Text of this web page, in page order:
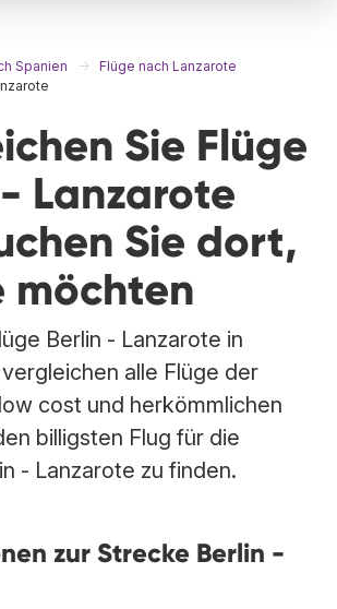
Spanien
Flüge nach Lanzarote
Sie Flüge
Lanzarote
Sie dort,
möchten
Berlin - Lanzarote in
alle Flüge der
cost und herkömmlichen
billigsten Flug für die
- Lanzarote zu finden.
zur Strecke Berlin -